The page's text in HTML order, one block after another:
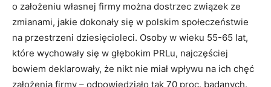
o założeniu własnej firmy można dostrzec związek ze
zmianami, jakie dokonały się w polskim społeczeństwie
na przestrzeni dziesięcioleci. Osoby w wieku 55-65 lat,
które wychowały się w głębokim PRLu, najczęściej
bowiem deklarowały, że nikt nie miał wpływu na ich chęć
założenia firmy – odpowiedziało tak 70 proc. badanych.